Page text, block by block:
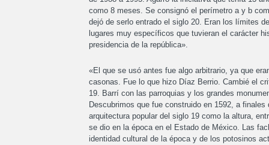
como 8 meses. Se consignó el perímetro a y b
dejó de serlo entrado el siglo 20. Eran los límites
lugares muy específicos que tuvieran el carácter
presidencia de la república».
«El que se usó antes fue algo arbitrario, ya que
casonas. Fue lo que hizo Díaz Berrio. Cambié el
19. Barrí con las parroquias y los grandes
Descubrimos que fue construido en 1592, a
arquitectura popular del siglo 19 como la altura,
se dio en la época en el Estado de México. Las
identidad cultural de la época y de los potosinos